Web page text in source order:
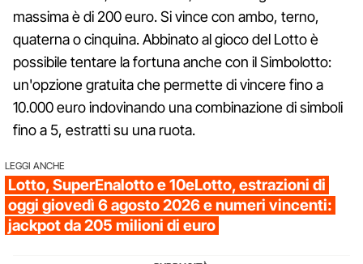
massima è di 200 euro. Si vince con ambo, terno,
quaterna o cinquina. Abbinato al gioco del Lotto è
possibile tentare la fortuna anche con il Simbolotto:
un'opzione gratuita che permette di vincere fino a
10.000 euro indovinando una combinazione di simboli
fino a 5, estratti su una ruota.
LEGGI ANCHE
Lotto, SuperEnalotto e 10eLotto, estrazioni di
oggi giovedì 6 agosto 2026 e numeri vincenti:
jackpot da 205 milioni di euro